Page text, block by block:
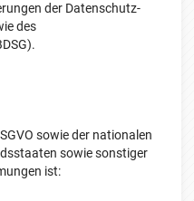
der Datenschutz-
des
sowie der nationalen
sowie sonstiger
ist: